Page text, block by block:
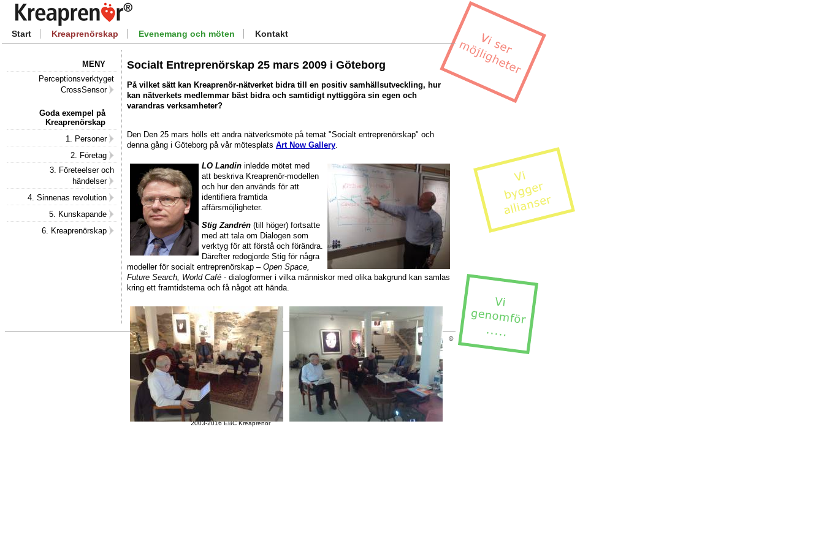
Start Kreaprenörskap Evenemang och möten Kontakt
MENY
Perceptionsverktyget
CrossSensor
Goda exempel på
Kreaprenörskap
1. Personer
2. Företag
3. Företeelser och
händelser
4. Sinnenas revolution
5. Kunskapande
6. Kreaprenörskap
Socialt Entreprenörskap 25 mars 2009 i Göteborg
På vilket sätt kan Kreaprenör-nätverket bidra till en positiv samhällsutveckling, hur
kan nätverkets medlemmar bäst bidra och samtidigt nyttiggöra sin egen och
varandras verksamheter?
Den Den 25 mars hölls ett andra nätverksmöte på temat "Socialt entreprenörskap" och
denna gång i Göteborg på vår mötesplats Art Now Gallery
LO Landin inledde mötet med
att beskriva Kreaprenör-modellen
och hur den används för att
identifiera framtida
affärsmöjligheter.
Stig Zandrén (till höger) fortsatte
med att tala om Dialogen som
verktyg för att förstå och förändra.
Därefter redogjorde Stig för några
modeller för socialt entreprenörskap – Open Space,
Future Search, World Café - dialogformer i vilka människor med olika bakgrund kan samlas
kring ett framtidstema och få något att hända.
©
2003-2016 EBC Kreaprenör